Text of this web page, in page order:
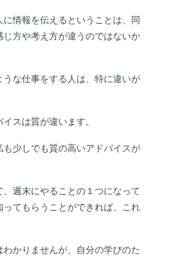
情報を伝えるということは、同
じ方や考え方が違うのではないか
な仕事をする人は、特に違いが
スは質が違います。
少しでも質の高いアドバイスが
週末にやることの１つになって
てもらうことができれば、これ
かりませんが、自分の学びのた